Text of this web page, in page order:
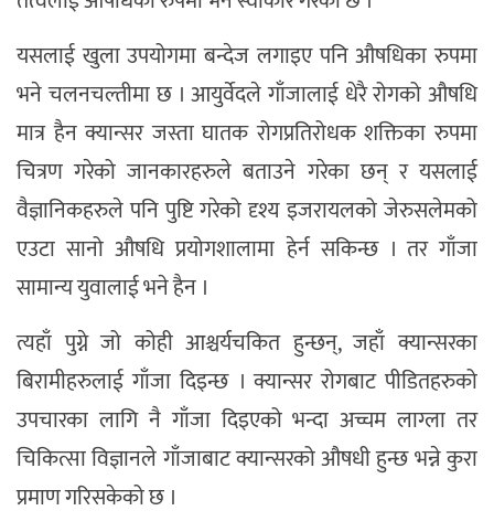
यसलाई खुला उपयोगमा बन्देज लगाइए पनि औषधिका रुपमा
भने चलनचल्तीमा छ । आयुर्वेदले गाँजालाई धेरै रोगको औषधि
मात्र हैन क्यान्सर जस्ता घातक रोगप्रतिरोधक शक्तिका रुपमा
चित्रण गरेको जानकारहरुले बताउने गरेका छन् र यसलाई
वैज्ञानिकहरुले पनि पुष्टि गरेको दृश्य इजरायलको जेरुसलेमको
एउटा सानो औषधि प्रयोगशालामा हेर्न सकिन्छ । तर गाँजा
सामान्य युवालाई भने हैन ।
त्यहाँ पुग्ने जो कोही आश्चर्यचकित हुन्छन्, जहाँ क्यान्सरका
बिरामीहरुलाई गाँजा दिइन्छ । क्यान्सर रोगबाट पीडितहरुको
उपचारका लागि नै गाँजा दिइएको भन्दा अच्चम लाग्ला तर
चिकित्सा विज्ञानले गाँजाबाट क्यान्सरको औषधी हुन्छ भन्ने कुरा
प्रमाण गरिसकेको छ ।